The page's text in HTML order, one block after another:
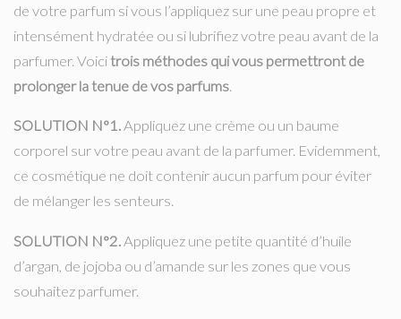
de votre parfum si vous l’appliquez sur une peau propre et
intensément hydratée ou si lubrifiez votre peau avant de la
parfumer. Voici trois méthodes qui vous permettront de
prolonger la tenue de vos parfums.
SOLUTION N°1.Appliquez une crème ou un baume
corporel sur votre peau avant de la parfumer. Evidemment,
ce cosmétique ne doit contenir aucun parfum pour éviter
de mélanger les senteurs.
SOLUTION N°2.Appliquez une petite quantité d’huile
d’argan, de jojoba ou d’amande sur les zones que vous
souhaitez parfumer.